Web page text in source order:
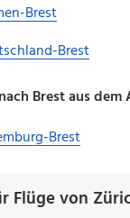
Brest
Brest
Brest aus dem
Brest
Flüge von